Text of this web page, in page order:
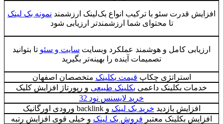
افزایش قدرت سئو با ترکیب انواع بک‌لینک ارزشمند نمونه بک لینک
تا محتوای شما ارزشمندتر ارزیابی شود
ارزیابی کامل و هوشمند عملکرد وبسایت سایت و سئو تا بتوانید
تصمیمات آینده را بهینه‌تر بگیرید
استراتژی چکاپ قیمت بکلینک متخصصان اصفهان
خدمات بکلینک داعمی بکلینک طبیعی و رپورتاژ افزایش کلیک
خرید لایسنس نود 32
افزایش بازدید خرید بک لینک و backlink ورودی اورگانیک
افزایش بکلینک معتبر فروش بک لینک و خیلی قوی افزایش رتبه